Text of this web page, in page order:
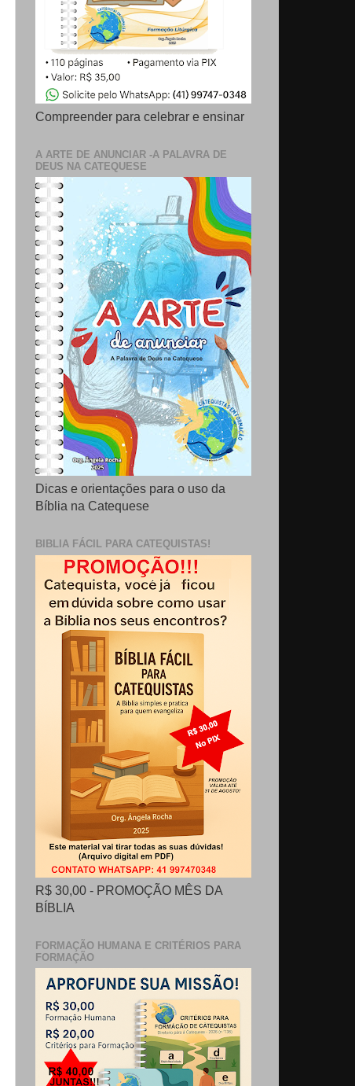
Compreender para celebrar e ensinar
A ARTE DE ANUNCIAR -A PALAVRA DE
DEUS NA CATEQUESE
Dicas e orientações para o uso da
Bíblia na Catequese
BIBLIA FÁCIL PARA CATEQUISTAS!
R$ 30,00 - PROMOÇÃO MÊS DA
BÍBLIA
FORMAÇÃO HUMANA E CRITÉRIOS PARA
FORMAÇÃO